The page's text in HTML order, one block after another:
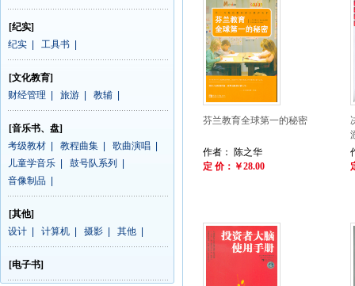
[纪实]
纪实
工具书
[文化教育]
财经管理
旅游 教辅
[音乐书、盘]
考级教材
教程曲集 歌曲演唱
儿童学音乐
鼓号队系列
音像制品
[其他]
设计
计算机 摄影 其他
[电子书]
芬兰教育全球第一的秘密
作者： 陈之华
定 价：￥28.00